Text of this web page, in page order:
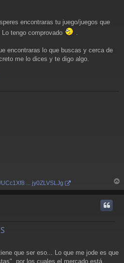
encontraras tu juego/juegos que
tengo comprovado
encontraras lo que buscas y cerca de
me lo dices y te digo algo.
... jy0ZLVSLJg
r
que ser eso... Lo que me jode es que
por los cuales el mercado está